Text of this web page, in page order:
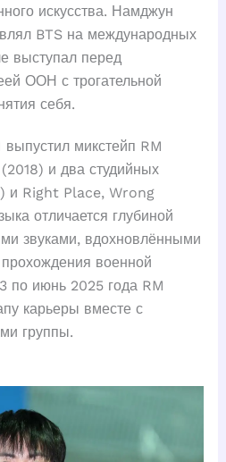
искусства. Намджун
BTS на международных
выступал перед
ООН с трогательной
себя.
микстейп RM
и два студийных
и Right Place, Wrong
отличается глубиной
звуками, вдохновлёнными
военной
по июнь 2025 года RM
карьеры вместе с
группы.